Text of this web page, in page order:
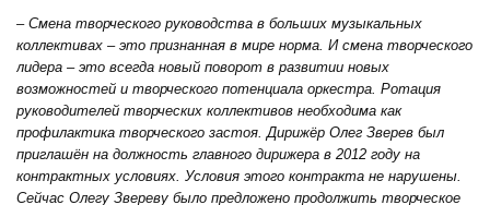
– Смена творческого руководства в больших музыкальных
коллективах – это признанная в мире норма. И смена творческого
лидера – это всегда новый поворот в развитии новых
возможностей и творческого потенциала оркестра. Ротация
руководителей творческих коллективов необходима как
профилактика творческого застоя. Дирижёр Олег Зверев был
приглашён на должность главного дирижера в 2012 году на
контрактных условиях. Условия этого контракта не нарушены.
Сейчас Олегу Звереву было предложено продолжить творческое